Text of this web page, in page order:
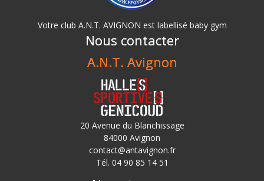
Votre club A.N.T. AVIGNON est labellisé baby gym
Nous contacter
A.N.T. Avignon
20 Avenue du Blanchissage
84000 Avignon
contact@antavignon.fr
Tél. 04 90 85 14 51